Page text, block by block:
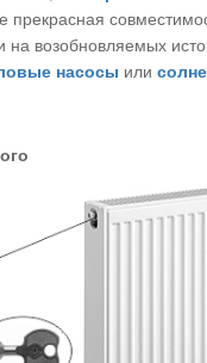
прекрасная
возобновляемых
насосы или